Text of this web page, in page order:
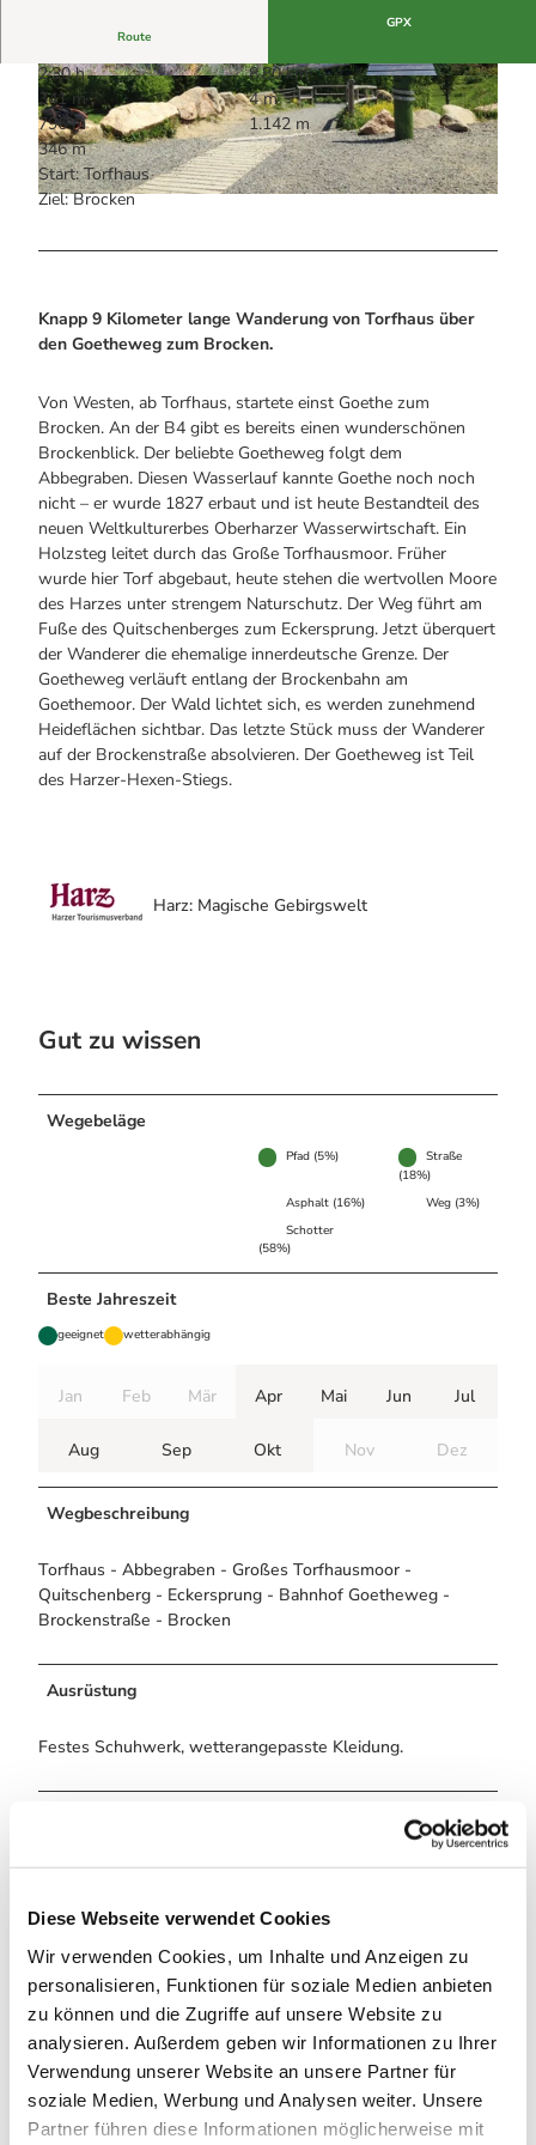
Diese Webseite verwendet Cookies
Wir verwenden Cookies, um Inhalte und Anzeigen zu
personalisieren, Funktionen für soziale Medien anbieten
zu können und die Zugriffe auf unsere Website zu
analysieren. Außerdem geben wir Informationen zu Ihrer
Verwendung unserer Website an unsere Partner für
soziale Medien, Werbung und Analysen weiter. Unsere
Partner führen diese Informationen möglicherweise mit
Noch lange nicht Schicht im Schacht
Die Eisflüsterer: Harzer Falken
Wanderführer Jörg Kühnhold
Webcams
Kulinarik
Einkaufen
Webcams
© Harzer Tourismusverband |
© Isabell K., Community © Isabell K., Community
Route
GPX
2:30 h
8,80 km
341 m
4 m
796 m
1.142 m
346 m
Start: Torfhaus
Ziel: Brocken
Knapp 9 Kilometer lange Wanderung von Torfhaus über
den Goetheweg zum Brocken.
Von Westen, ab Torfhaus, startete einst Goethe zum
Brocken. An der B4 gibt es bereits einen wunderschönen
Brockenblick. Der beliebte Goetheweg folgt dem
Abbegraben. Diesen Wasserlauf kannte Goethe noch noch
nicht – er wurde 1827 erbaut und ist heute Bestandteil des
neuen Weltkulturerbes Oberharzer Wasserwirtschaft. Ein
Holzsteg leitet durch das Große Torfhausmoor. Früher
wurde hier Torf abgebaut, heute stehen die wertvollen Moore
des Harzes unter strengem Naturschutz. Der Weg führt am
Fuße des Quitschenberges zum Eckersprung. Jetzt überquert
der Wanderer die ehemalige innerdeutsche Grenze. Der
Goetheweg verläuft entlang der Brockenbahn am
Goethemoor. Der Wald lichtet sich, es werden zunehmend
Heideflächen sichtbar. Das letzte Stück muss der Wanderer
auf der Brockenstraße absolvieren. Der Goetheweg ist Teil
des Harzer-Hexen-Stiegs.
Harz: Magische Gebirgswelt
Gut zu wissen
Wegebeläge
Pfad (5%)
Straße
(18%)
Asphalt (16%)
Weg (3%)
Schotter
(58%)
Beste Jahreszeit
geeignet wetterabhängig
Jan Feb Mär Apr Mai Jun Jul
Aug Sep Okt Nov Dez
Wegbeschreibung
Torfhaus - Abbegraben - Großes Torfhausmoor -
Quitschenberg - Eckersprung - Bahnhof Goetheweg -
Brockenstraße - Brocken
Ausrüstung
Festes Schuhwerk, wetterangepasste Kleidung.
von Braunlage aus kommend oder über die L504 aus
Altenau.
Parken
Parkmöglichkeiten finden sich auf dem Großparkplatz
Torfhaus (kostenpflichtig).
Öffentliche Verkehrsmittel